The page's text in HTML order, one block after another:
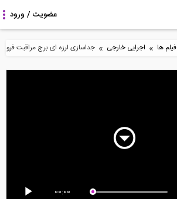
فیلم ها » اجرایی خارجی » جداسازی لرزه ای برج مراقبت
روند ساخت ده ساله موزه
15:11
2:21
00:00